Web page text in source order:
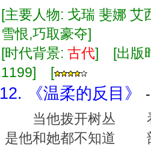
[主要人物: 戈瑞 斐娜
雪恨,巧取豪夺]
[时代背景: 古代] [出版
1199] [
12. 《温柔的反目》
当他拨开树丛 看
是他和她都不知道 部